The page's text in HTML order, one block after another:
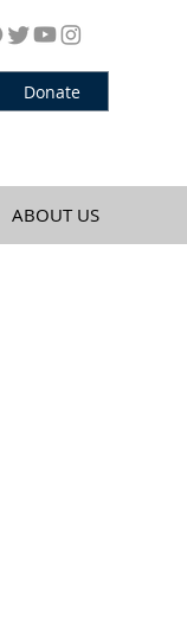
Donate
ABOUT US